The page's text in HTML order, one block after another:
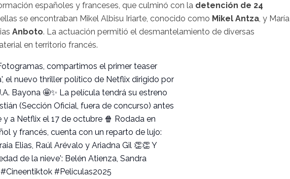
españoles y franceses, que culminó con la detención de 24
se encontraban Mikel Albisu Iriarte, conocido como Mikel Antza, y María
Anboto. La actuación permitió el desmantelamiento de diversas
en territorio francés.
compartimos el primer teaser
el nuevo thriller político de Netflix dirigido por
Bayona 🤩✨ La película tendrá su estreno
(Sección Oficial, fuera de concurso) antes
a Netflix el 17 de octubre 🍿 Rodada en
y francés, cuenta con un reparto de lujo:
Elias, Raúl Arévalo y Ariadna Gil 👏👏 Y
de la nieve': Belén Atienza, Sandra
#Cineentiktok #Peliculas2025